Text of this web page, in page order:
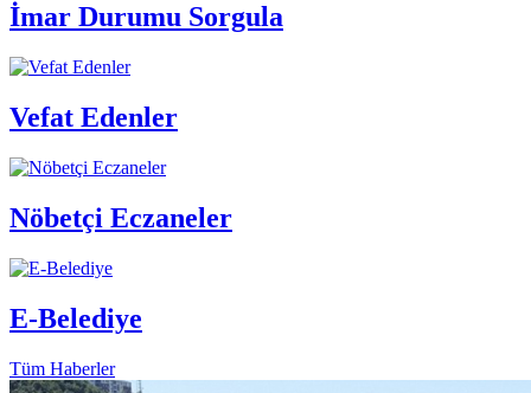
İmar Durumu Sorgula
Vefat Edenler
Nöbetçi Eczaneler
E-Belediye
Tüm Haberler